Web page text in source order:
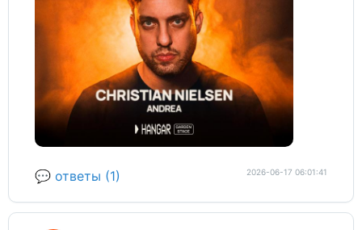
💬 ответы (1) 2026-06-17 06:01:41